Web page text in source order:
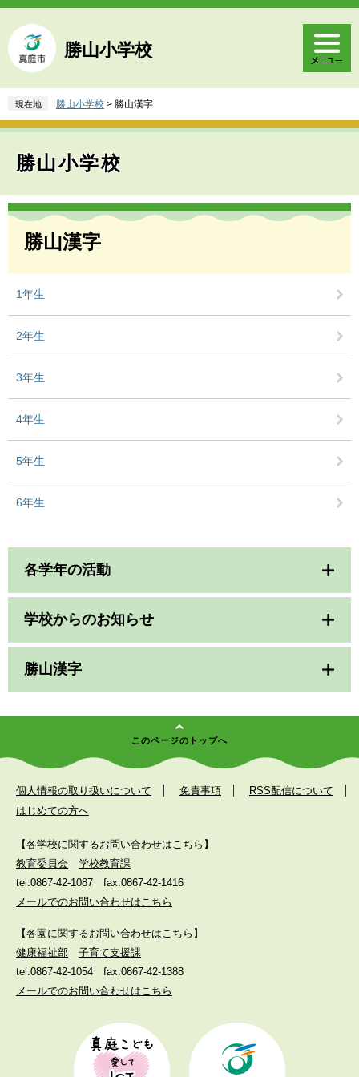
ペ
ジ
の
頭
す
メ
ュ
ー
飛
し
へ
勝山小学校
現在地 勝山小学校 > 勝山漢字
勝山小学校
本
勝山漢字
1年生
2年生
3年生
4年生
5年生
6年生
各学年の活動
学校からのお知らせ
勝山漢字
このページのトップへ
個人情報の取り扱いについて 免責事項
RSS配信について
はじめての方へ
【各学校に関するお問い合わせはこちら】
教育委員会
学校教育課
tel:0867-42-1087
fax:0867-42-1416
メールでのお問い合わせはこちら
【各園に関するお問い合わせはこちら】
健康福祉部
子育て支援課
tel:0867-42-1054
fax:0867-42-1388
メールでのお問い合わせはこちら